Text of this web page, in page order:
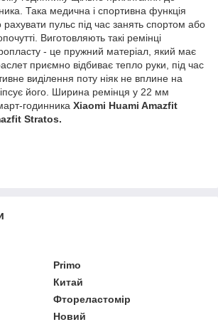
Така медична і спортивна функція
пульс під час занять спортом або
Виготовляють такі ремінці
- це пружний матеріал, який має
приємно відбиває тепло руки, під час
виділення поту ніяк не вплине на
його. Ширина ремінця у 22 мм
годинника Xiaomi Huami Amazfit
Stratos.
Primo
Китай
Фтореластомір
Новий